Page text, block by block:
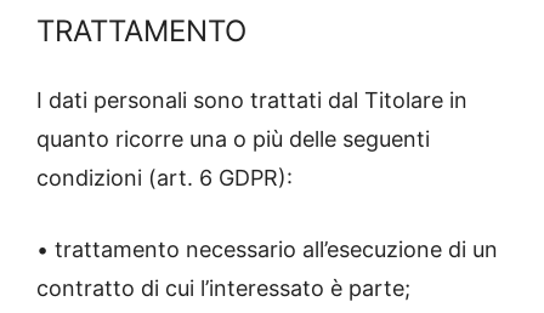
TRATTAMENTO
I dati personali sono trattati dal Titolare in
quanto ricorre una o più delle seguenti
condizioni (art. 6 GDPR):
• trattamento necessario all’esecuzione di un
contratto di cui l’interessato è parte;